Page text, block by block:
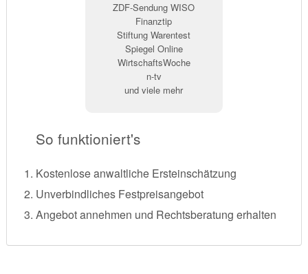
ZDF-Sendung WISO
Finanztip
Stiftung Warentest
Spiegel Online
WirtschaftsWoche
n-tv
und viele mehr
So funktioniert's
Kostenlose anwaltliche Ersteinschätzung
Unverbindliches Festpreisangebot
Angebot annehmen und Rechtsberatung erhalten